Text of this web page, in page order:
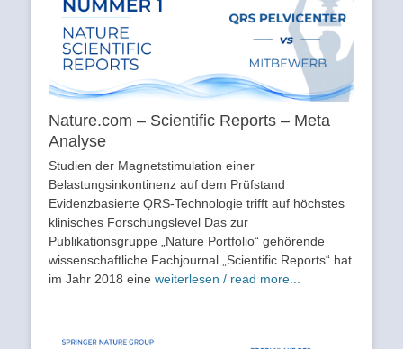
Nature.com – Scientific Reports – Meta
Analyse
Studien der Magnetstimulation einer
Belastungsinkontinenz auf dem Prüfstand
Evidenzbasierte QRS-Technologie trifft auf höchstes
klinisches Forschungslevel Das zur
Publikationsgruppe „Nature Portfolio“ gehörende
wissenschaftliche Fachjournal „Scientific Reports“ hat
im Jahr 2018 eine weiterlesen / read more...